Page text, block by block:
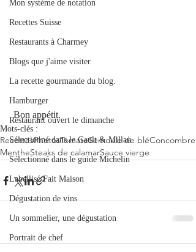
Mon système de notation
Recettes Suisse
Restaurants à Charmey
Blogs que j'aime visiter
La recette gourmande du blog.
Hamburger
Restaurant ouvert le dimanche
Sélectionné dans le Gault & Millau
Sélectionné dans le guide Michelin
Labellisé Fait Maison
Dégustation de vins
Un sommelier, une dégustation
Portrait de chef
Bon appétit.
Mots-clés :
RecettesPhotosTomateSemoule de bléConcombre
MentheSteaks de calamarSauce vierge